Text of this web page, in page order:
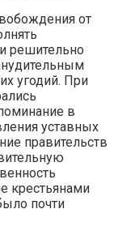
от
решительно
угодий. При
в
уставных
правительств
крестьянами
почти